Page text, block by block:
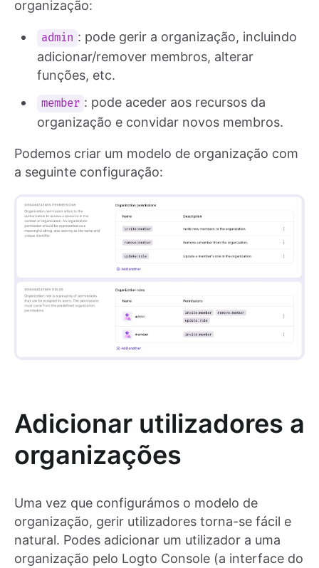
organização:
admin : pode gerir a organização, incluindo
adicionar/remover membros, alterar
funções, etc.
member : pode aceder aos recursos da
organização e convidar novos membros.
Podemos criar um modelo de organização com
a seguinte configuração:
Adicionar utilizadores a
organizações
Uma vez que configurámos o modelo de
organização, gerir utilizadores torna-se fácil e
natural. Podes adicionar um utilizador a uma
organização pelo Logto Console (a interface do